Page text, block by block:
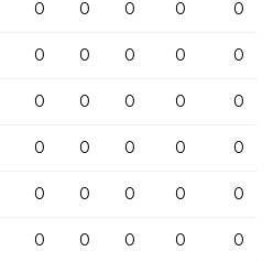
0 0 0 0 0
0 0 0 0 0
0 0 0 0 0
0 0 0 0 0
0 0 0 0 0
0 0 0 0 0